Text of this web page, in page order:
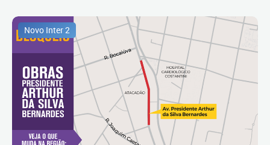
Novo Inter 2